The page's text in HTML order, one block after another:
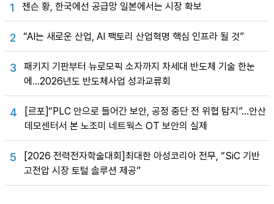
1 젠슨 황, 한국에선 공급망 일본에서는 시장 확보
2 “AI는 새로운 산업, AI 팩토리 산업혁명 핵심 인프라 될 것”
3
패키지 기판부터 뉴로모픽 소자까지 차세대 반도체 기술 한눈
에…2026년도 반도체사업 성과교류회
4
[르포]“PLC 안으로 들어간 보안, 공정 중단 전 위협 탐지”…안산
데모센터서 본 노조미 네트웍스 OT 보안의 실제
5
[2026 전력전자학술대회]최대한 아성코리아 전무, “SiC 기반
고전압 시장 토털 솔루션 제공”